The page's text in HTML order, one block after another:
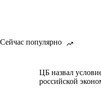
Сейчас популярно
ЦБ назвал
российской